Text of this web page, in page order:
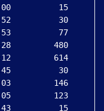
15
30
77
480
614
30
146
123
15